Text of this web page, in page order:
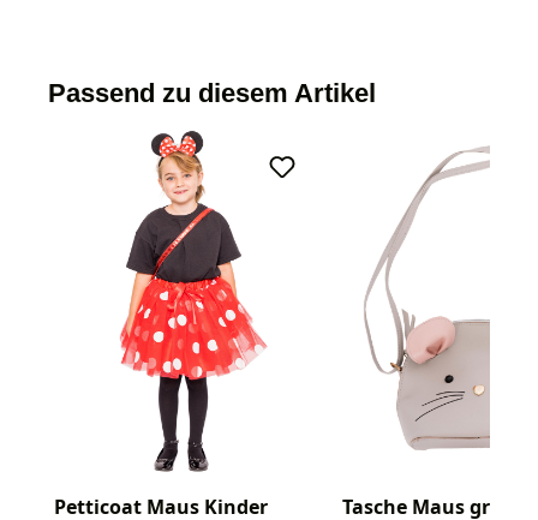
Passend zu diesem Artikel
Petticoat Maus Kinder Tasche Maus grau